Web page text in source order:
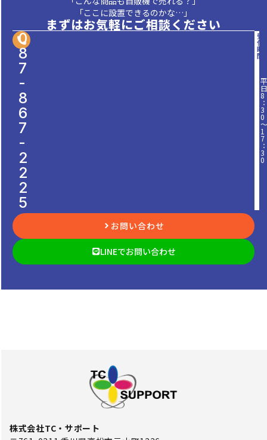
「ここに設置できるのかな…」
まずはお気軽にご相談ください
0
8
7
-
8
6
7
-
2
2
2
5
受
付
時
間
平
日
8
：
3
0
～
1
7
：
3
0
お問い合わせ
LINEでお問い合わせ
株式会社TC・サポート